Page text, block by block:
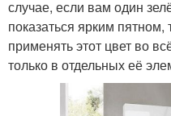
случае, если вам один
показаться ярким
применять этот цвет во
только в отдельных её